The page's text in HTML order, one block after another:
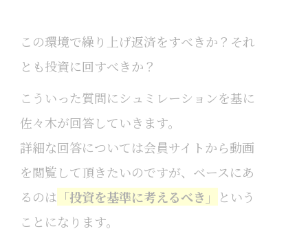
この環境で繰り上げ返済をすべきか？それ
とも投資に回すべきか？
こういった質問にシュミレーションを基に
佐々木が回答していきます。
詳細な回答については会員サイトから動画
を閲覧して頂きたいのですが、ベースにあ
るのは 「投資を基準に考えるべき」
という
ことになります。